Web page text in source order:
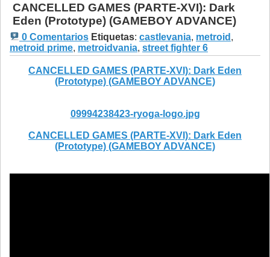
CANCELLED GAMES (PARTE-XVI): Dark
Eden (Prototype) (GAMEBOY ADVANCE)
0 Comentarios Etiquetas: castlevania, metroid ,
metroid prime, metroidvania, street fighter 6
CANCELLED GAMES (PARTE-XVI): Dark Eden
(Prototype) (GAMEBOY ADVANCE)
09994238423-ryoga-logo.jpg
CANCELLED GAMES (PARTE-XVI): Dark Eden
(Prototype) (GAMEBOY ADVANCE)